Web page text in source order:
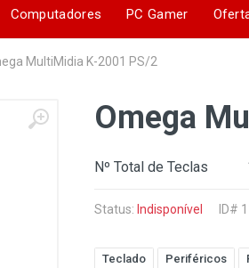
Computadores PC Gamer
MultiMidia K-2001 PS/2
Omega
Nº Total de Teclas
Status: Indisponível ID#
Teclado Periféricos